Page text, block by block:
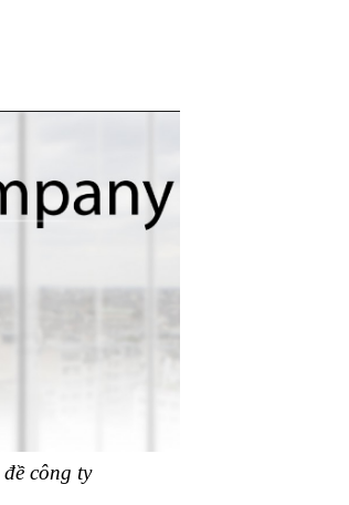
công ty